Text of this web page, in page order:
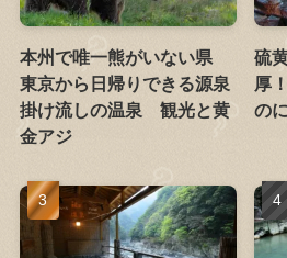
本州で唯一熊がいない県
東京から日帰りできる源泉
掛け流しの温泉 観光と黄
金アジ
硫
厚
の